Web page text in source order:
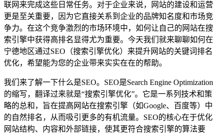
联网来完成这些日常任务。对于企业来说，网站的建设和运营
更是至关重要，因为它直接关系到企业的品牌知名度和市场竞
争力。在这个竞争激烈的市场环境中，如何让自己的网站在搜
索引擎中获得高排名显得尤为重要。今天我们就来聊聊如何在
宁德地区通过SEO（搜索引擎优化）来提升网站的关键词排名
优化，希望能为您的企业带来实实在在的帮助。
我们来了解一下什么是SEO。SEO是Search Engine Optimization
的缩写，翻译过来就是“搜索引擎优化”。它是一系列技术和策
略的总和，旨在提高网站在搜索引擎（如Google、百度等）中
的自然排名，从而吸引更多的有机流量。SEO的核心在于优化
网站结构、内容和外部链接，使其更符合搜索引擎的算法要